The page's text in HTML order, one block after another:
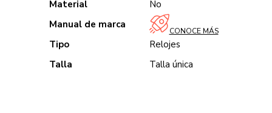
Material
No
Manual de marca
CONOCE MÁS
Tipo
Relojes
Talla
Talla única